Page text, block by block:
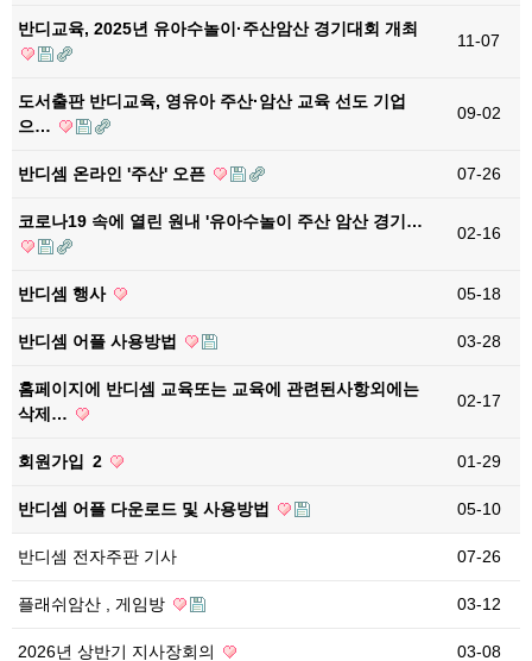
반디교육, 2025년 유아수놀이·주산암산 경기대회 개최
11-07
도서출판 반디교육, 영유아 주산·암산 교육 선도 기업
으…
09-02
반디셈 온라인 '주산' 오픈 07-26
코로나19 속에 열린 원내 '유아수놀이 주산 암산 경기…
02-16
반디셈 행사 05-18
반디셈 어플 사용방법 03-28
홈페이지에 반디셈 교육또는 교육에 관련된사항외에는
삭제…
02-17
회원가입 2 01-29
반디셈 어플 다운로드 및 사용방법 05-10
반디셈 전자주판 기사 07-26
플래쉬암산 , 게임방 03-12
2026년 상반기 지사장회의 03-08